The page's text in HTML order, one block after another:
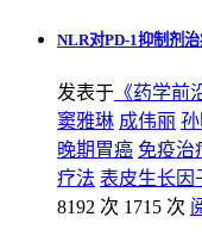
NLR对PD-1抑制剂
发表于 《药学前
窦雅琳 成伟丽
晚期胃癌 免疫治
疗法 表皮生长因
8192 次 1715 次